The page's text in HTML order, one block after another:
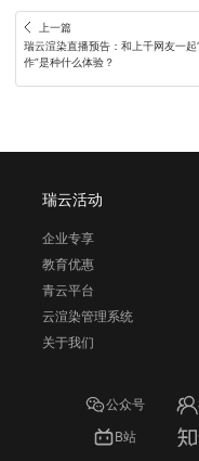
上一篇
瑞云渲染直播预告：和上千网友一起
作”是种什么体验？
瑞云活动
企业专享
教育优惠
青云平台
云渲染管理系统
关于我们
公众号
B站